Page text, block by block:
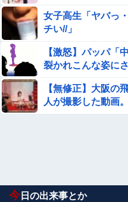
女子高生「ヤバっ
チい//」
【激怒】パッパ「
裂かれこんな姿に
【無修正】大阪の
人が撮影した動画
今 日の出来事とか